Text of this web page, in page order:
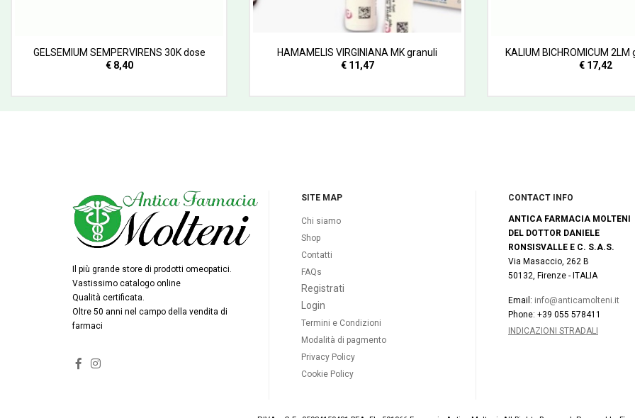
GELSEMIUM SEMPERVIRENS 30K dose
€ 8,40
HAMAMELIS VIRGINIANA MK granuli
€ 11,47
KALIUM BICHROMICUM
€ 17,42
Il più grande store di prodotti omeopatici.
Vastissimo catalogo online
Qualità certificata.
Oltre 50 anni nel campo della vendita di
farmaci
SITE MAP
Chi siamo
Shop
Contatti
FAQs
Registrati
Login
Termini e Condizioni
Modalità di pagmento
Privacy Policy
Cookie Policy
CONTACT INFO
ANTICA FARMACIA MOLTENI
DEL DOTTOR DANIELE
RONSISVALLE E C. S.A.S.
Via Masaccio, 262 B
50132, Firenze - ITALIA
Email: info@anticamolteni.it
Phone: +39 055 578411
INDICAZIONI STRADALI